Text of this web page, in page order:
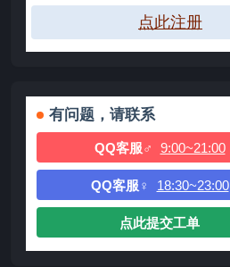
点此注册
有问题，请联系
QQ客服♂ 9:00~21:00
QQ客服♀ 18:30~23:00
点此提交工单